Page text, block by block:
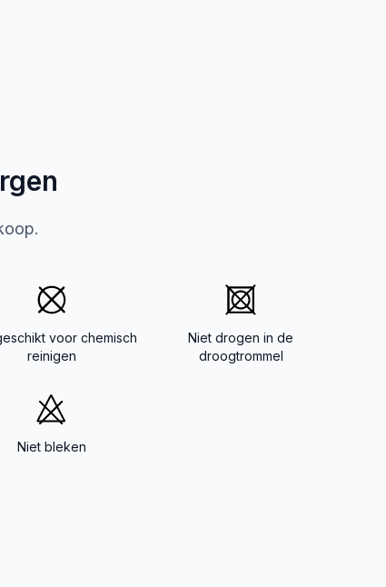
voor chemisch
reinigen
Niet drogen in de
droogtrommel
Niet bleken